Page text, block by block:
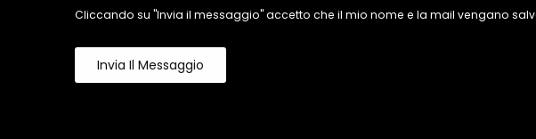
Cliccando su "Invia il messaggio" accetto che il mio nome e la mail vengano
Invia Il Messaggio